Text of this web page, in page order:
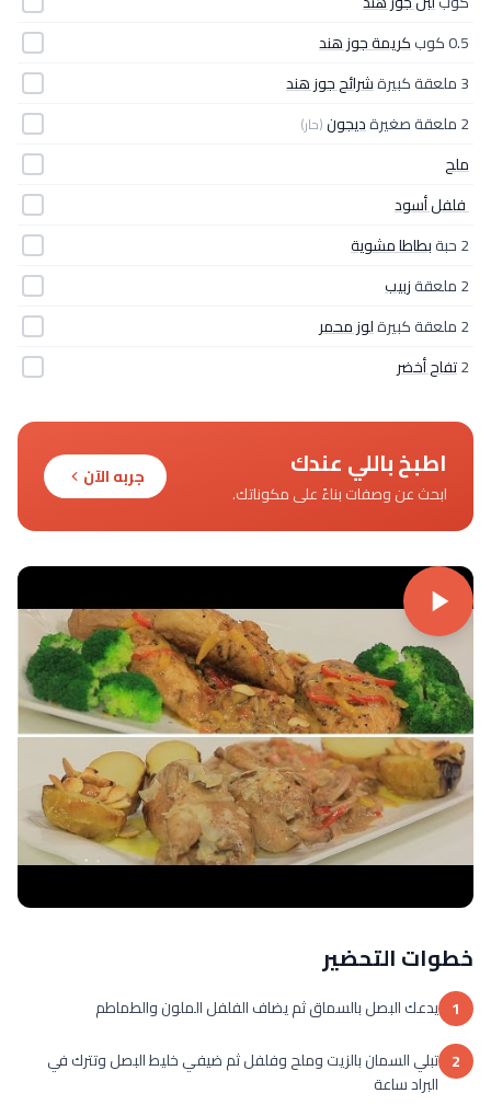
0.5 كوب
كريمة جوز هند
3 ملعقة كبيرة
شرائح جوز هند
2 ملعقة صغيرة
ديجون(حار)
ملح
‏ فلفل أسود
2 حبة
بطاطا مشوية
2 ملعقة
زبيب
2 ملعقة كبيرة
لوز محمر
2تفاح أخضر
اطبخ باللي عندك
ابحث عن وصفات بناءً على مكوناتك.
جربه الآن
خطوات التحضير
1 يدعك البصل بالسماق ثم يضاف الفلفل الملون والطماطم
2 تبلي السمان بالزيت وملح وفلفل ثم ضيفي خليط البصل وتترك في
البراد ساعة